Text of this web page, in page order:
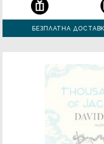
БЕЗПЛАТНА